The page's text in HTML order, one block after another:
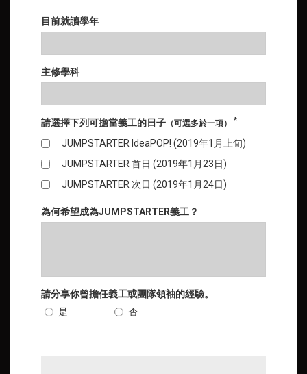
目前就讀學年
主修學科
請選擇下列可擔當義工的日子 （可選多於一項） *
JUMPSTARTER IdeaPOP! (2019年1月上旬)
JUMPSTARTER 首日 (2019年1月23日)
JUMPSTARTER 次日 (2019年1月24日)
為何希望成為JUMPSTARTER義工？
請分享你曾擔任義工或團隊領袖的經驗。
是
否